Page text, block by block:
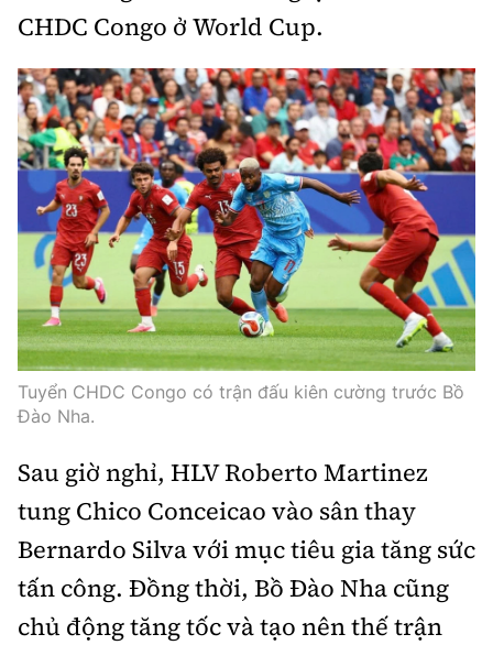
CHDC Congo ở World Cup.
Tuyển CHDC Congo có trận đấu kiên cường trước Bồ
Đào Nha.
Sau giờ nghỉ, HLV Roberto Martinez
tung Chico Conceicao vào sân thay
Bernardo Silva với mục tiêu gia tăng sức
tấn công. Đồng thời, Bồ Đào Nha cũng
chủ động tăng tốc và tạo nên thế trận